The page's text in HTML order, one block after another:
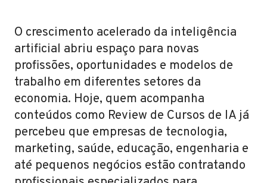
O crescimento acelerado da inteligência
artificial abriu espaço para novas
profissões, oportunidades e modelos de
trabalho em diferentes setores da
economia. Hoje, quem acompanha
conteúdos como Review de Cursos de IA já
percebeu que empresas de tecnologia,
marketing, saúde, educação, engenharia e
até pequenos negócios estão contratando